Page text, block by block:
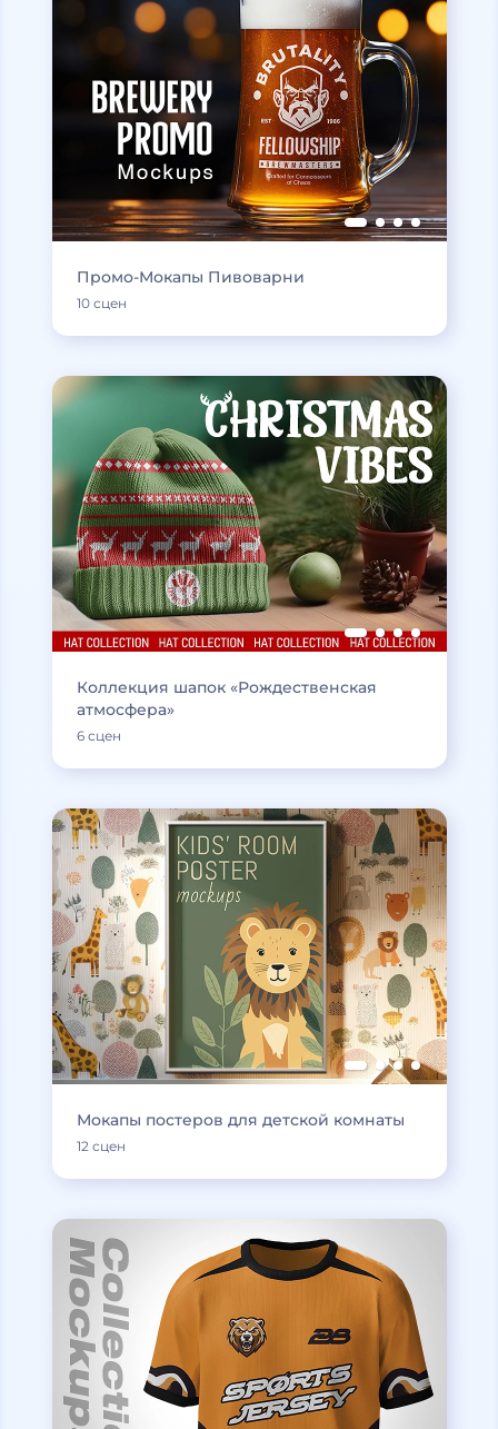
Промо-Мокапы Пивоварни
10 сцен
Коллекция шапок «Рождественская
атмосфера»
6 сцен
Мокапы постеров для детской комнаты
12 сцен